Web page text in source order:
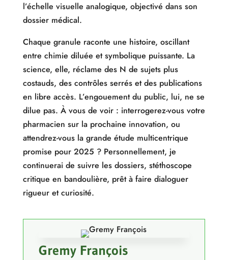
l’échelle visuelle analogique, objectivé dans son
dossier médical.
Chaque granule raconte une histoire, oscillant
entre chimie diluée et symbolique puissante. La
science, elle, réclame des N de sujets plus
costauds, des contrôles serrés et des publications
en libre accès. L’engouement du public, lui, ne se
dilue pas. À vous de voir : interrogerez-vous votre
pharmacien sur la prochaine innovation, ou
attendrez-vous la grande étude multicentrique
promise pour 2025 ? Personnellement, je
continuerai de suivre les dossiers, stéthoscope
critique en bandoulière, prêt à faire dialoguer
rigueur et curiosité.
Gremy François